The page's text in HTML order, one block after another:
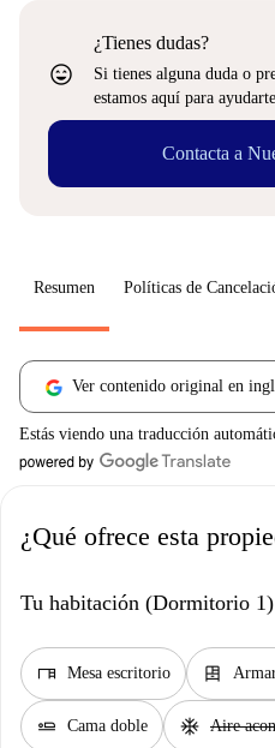
sentiment_very_satisfied
¿Tienes dudas?
Si tienes alguna duda o
estamos aquí para
Contacta a
Resumen Políticas de
Ver contenido original en
Estás viendo una traducción
¿Qué ofrece esta
Tu habitación (Dormitorio 1)
desk Mesa escritorio dresser
airline_seat_flat Cama doble ac_unit Aire